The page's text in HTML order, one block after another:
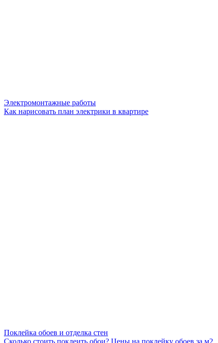
Электромонтажные работы
Как нарисовать план электрики в квартире
Поклейка обоев и отделка стен